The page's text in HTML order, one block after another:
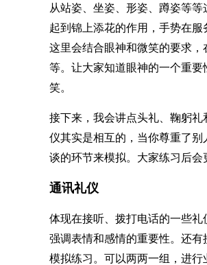
从站姿、坐姿、形姿、蹲姿等
起到锦上添花的作用，手势在
这里会结合眼神和微笑的要求
等。让大家知道眼神的一个重
笑。
接下来，我会讲点头礼、鞠躬
仪其实是相互的，当你尊重了
谈的环节来模拟。大家练习后会
通讯礼仪
体现在接听、拨打电话的一些
强调表情和感情的重要性。还
模拟练习。可以两两一组，进行